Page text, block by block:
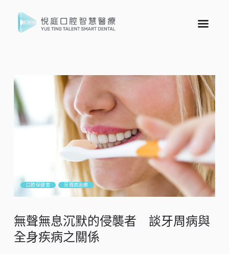
口腔保健室 牙周病治療
無聲無息沉默的侵襲者 談牙周病與
全身疾病之關係